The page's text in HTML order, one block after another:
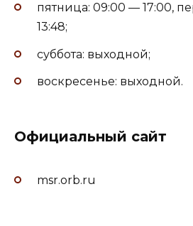
пятница: 09:00 — 17:00,
13:48;
суббота: выходной;
воскресенье: выходной.
Официальный сайт
msr.orb.ru